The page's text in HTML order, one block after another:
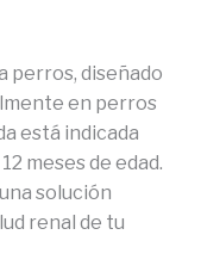
perros, diseñado
en perros
está indicada
meses de edad.
solución
renal de tu